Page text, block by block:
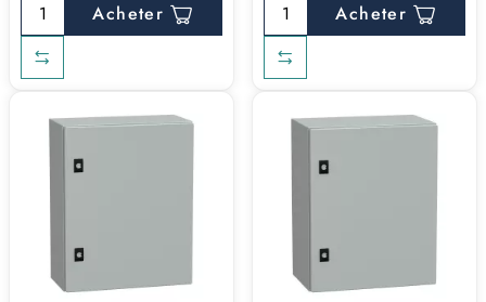
Acheter Acheter